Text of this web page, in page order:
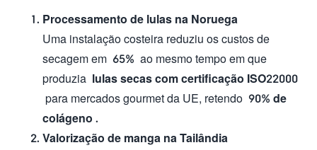
Processamento de lulas na Noruega
Uma instalação costeira reduziu os custos de
secagem em 65% ao mesmo tempo em que
produzia lulas secas com certificação ISO22000
para mercados gourmet da UE, retendo 90% de
colágeno .
Valorização de manga na Tailândia